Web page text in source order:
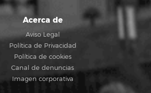
Acerca de
Aviso Legal
Política de Privacidad
Política de cookies
Canal de denuncias
Imagen corporativa